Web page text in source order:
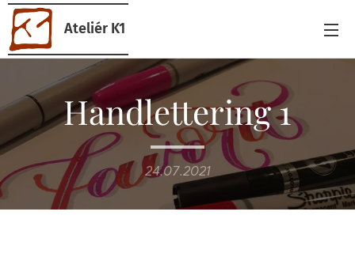
Ateliér K1
Handlettering 1
24.07.2021